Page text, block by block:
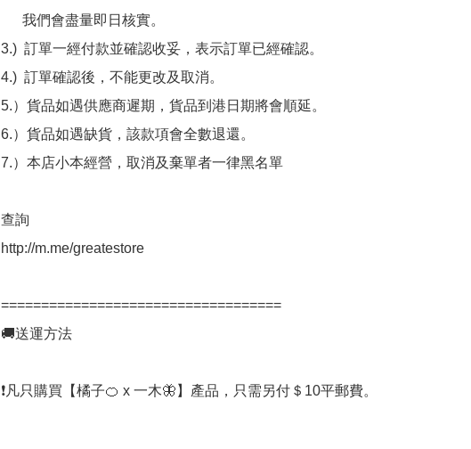
3.)  訂單一經付款並確認收妥，表示訂單已經確認。
4.)  訂單確認後，不能更改及取消。
5.）貨品如遇供應商遲期，貨品到港日期將會順延。
6.）貨品如遇缺貨，該款項會全數退還。
7.）本店小本經營，取消及棄單者一律黑名單
查詢
http://m.me/greatestore
===================================
🚚送運方法
❗凡只購買【橘子🍊 x 一木🦋】產品，只需另付＄10平郵費。